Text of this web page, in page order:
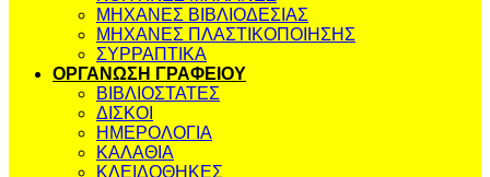
ΜΗΧΑΝΕΣ ΒΙΒΛΙΟΔΕΣΙΑΣ
ΜΗΧΑΝΕΣ ΠΛΑΣΤΙΚΟΠΟΙΗΣΗΣ
ΣΥΡΡΑΠΤΙΚΑ
ΟΡΓΑΝΩΣΗ ΓΡΑΦΕΙΟΥ
ΒΙΒΛΙΟΣΤΑΤΕΣ
ΔΙΣΚΟΙ
ΗΜΕΡΟΛΟΓΙΑ
ΚΑΛΑΘΙΑ
ΚΛΕΙΔΟΘΗΚΕΣ